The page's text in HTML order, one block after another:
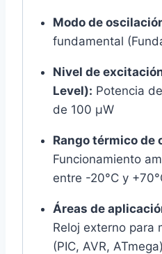
Modo de
fundamental
Nivel de
Level): Potencia
de 100 µW
Rango térmico de
Funcionamiento
entre -20°C y
Áreas de
Reloj externo para
(PIC, AVR,